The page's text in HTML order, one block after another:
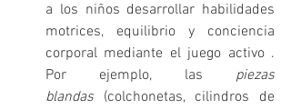
a los niños desarrollar habilidades
motrices, equilibrio y conciencia
corporal mediante el juego activo .
Por ejemplo, las piezas
blandas (colchonetas, cilindros de